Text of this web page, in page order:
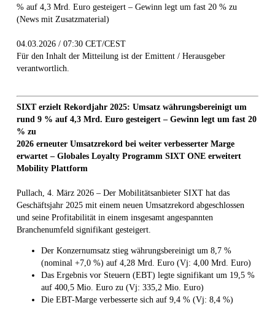
% auf 4,3 Mrd. Euro gesteigert – Gewinn legt um fast 20 % zu
(News mit Zusatzmaterial)
04.03.2026 / 07:30 CET/CEST
Für den Inhalt der Mitteilung ist der Emittent / Herausgeber
verantwortlich.
SIXT erzielt Rekordjahr 2025: Umsatz währungsbereinigt um
rund 9 % auf 4,3 Mrd. Euro gesteigert – Gewinn legt um fast 20
% zu
2026 erneuter Umsatzrekord bei weiter verbesserter Marge
erwartet – Globales Loyalty Programm SIXT ONE erweitert
Mobility Plattform
Pullach, 4. März 2026 – Der Mobilitätsanbieter SIXT hat das
Geschäftsjahr 2025 mit einem neuen Umsatzrekord abgeschlossen
und seine Profitabilität in einem insgesamt angespannten
Branchenumfeld signifikant gesteigert.
Der Konzernumsatz stieg währungsbereinigt um 8,7 %
(nominal +7,0 %) auf 4,28 Mrd. Euro (Vj: 4,00 Mrd. Euro)
Das Ergebnis vor Steuern (EBT) legte signifikant um 19,5 %
auf 400,5 Mio. Euro zu (Vj: 335,2 Mio. Euro)
Die EBT-Marge verbesserte sich auf 9,4 % (Vj: 8,4 %)